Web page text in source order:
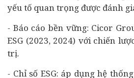
yếu tố quan trọng được đánh
- Báo cáo bền vững: Cicor
ESG (2023, 2024) với chiến
trị.
- Chỉ số ESG: áp dụng hệ